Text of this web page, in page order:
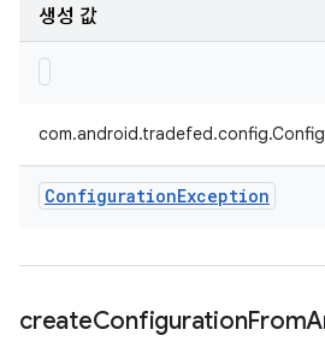
생성 값
ConfigurationException
createConfigurationFrom